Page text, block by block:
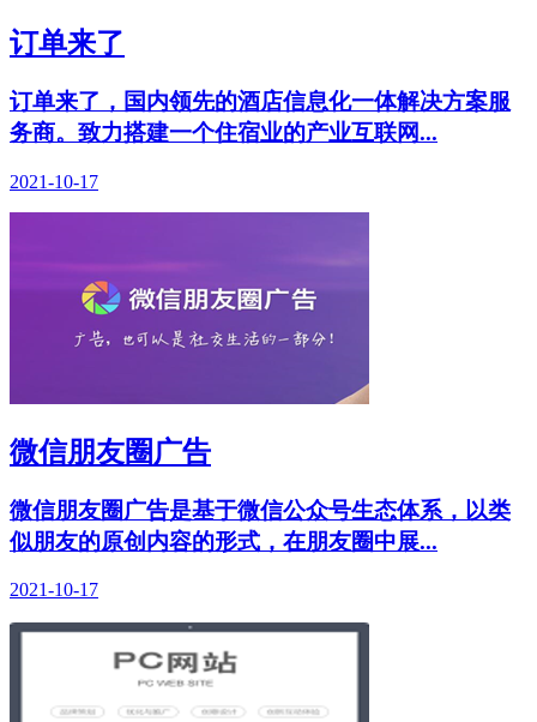
订单来了
订单来了，国内领先的酒店信息化一体解决方案服
务商。致力搭建一个住宿业的产业互联网...
2021-10-17
微信朋友圈广告
微信朋友圈广告是基于微信公众号生态体系，以类
似朋友的原创内容的形式，在朋友圈中展...
2021-10-17